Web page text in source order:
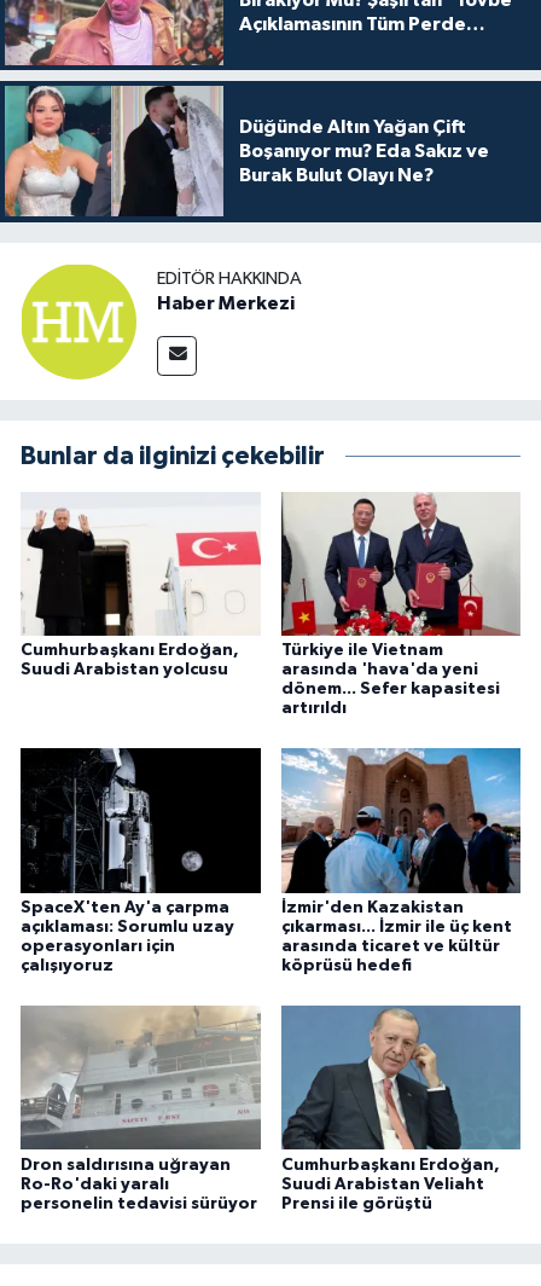
Açıklamasının Tüm Perde
Düğünde Altın Yağan Çift
Boşanıyor mu? Eda Sakız ve
Burak Bulut Olayı Ne?
EDITÖR HAKKINDA
Haber Merkezi
Bunlar da ilginizi çekebilir
Cumhurbaşkanı Erdoğan,
Suudi Arabistan yolcusu
Türkiye ile Vietnam
arasında 'hava'da yeni
dönem... Sefer kapasitesi
artırıldı
SpaceX'ten Ay'a çarpma
açıklaması: Sorumlu uzay
operasyonları için
çalışıyoruz
İzmir'den Kazakistan
çıkarması... İzmir ile üç kent
arasında ticaret ve kültür
köprüsü hedefi
Dron saldırısına uğrayan
Ro-Ro'daki yaralı
personelin tedavisi sürüyor
Cumhurbaşkanı Erdoğan,
Suudi Arabistan Veliaht
Prensi ile görüştü